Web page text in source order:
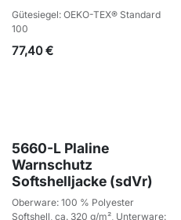
Gütesiegel: OEKO-TEX® Standard
100
77,40€
5660-L Plaline
Warnschutz
Softshelljacke (sdVr)
Oberware: 100 % Polyester
Softshell, ca. 320 g/m², Unterware: